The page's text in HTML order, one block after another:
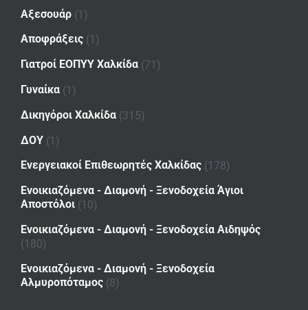
Αξεσουάρ (1)
Αποφράξεις (1)
Γιατροί ΕΟΠΥΥ Χαλκίδα (71)
Γυναίκα (1)
Δικηγόροι Χαλκίδα (315)
ΔΟΥ (1)
Ενεργειακοί Επιθεωρητές Χαλκίδας (178)
Ενοικιαζόμενα - Διαμονή - Ξενοδοχεία Άγιοι
Αποστόλοι (10)
Ενοικιαζόμενα - Διαμονή - Ξενοδοχεία Αιδηψός
(180)
Ενοικιαζόμενα - Διαμονή - Ξενοδοχεία
Αλμυροπόταμος (8)